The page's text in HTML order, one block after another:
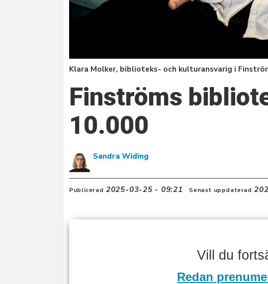
Klara Molker, biblioteks- och kulturansvarig i
Finströms
10.000
Sandra Widing
Publicerad 2025-03-25 - 09:21 Senast uppdaterad
Vill du
Redan